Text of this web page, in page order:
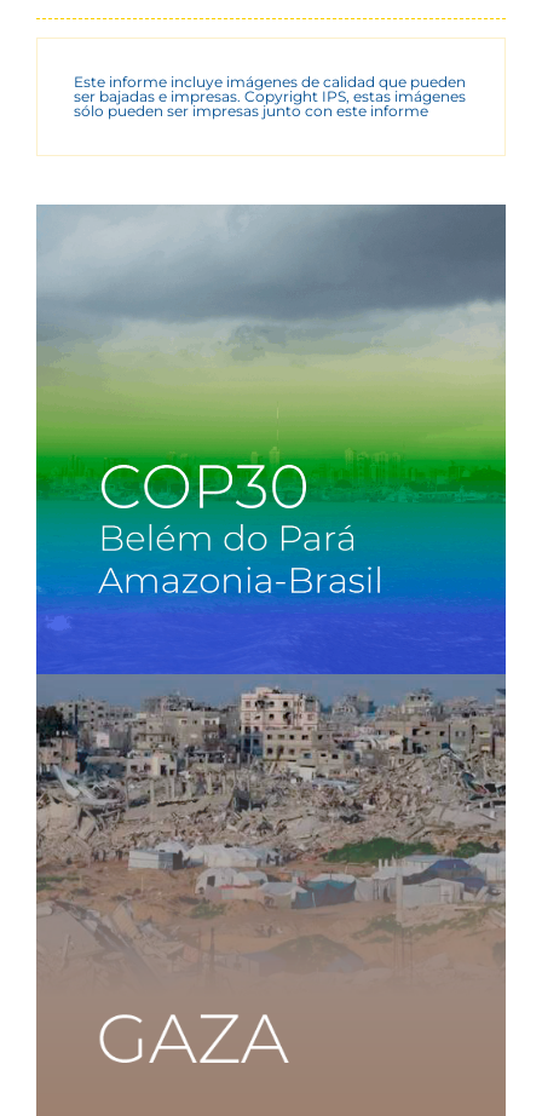
Este informe incluye imágenes de calidad que pueden
ser bajadas e impresas. Copyright IPS, estas imágenes
sólo pueden ser impresas junto con este informe